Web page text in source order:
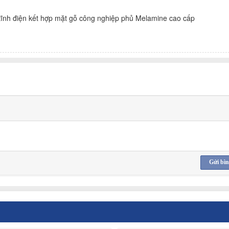
điện kết hợp mặt gỗ công nghiệp phủ Melamine cao cấp
Gửi